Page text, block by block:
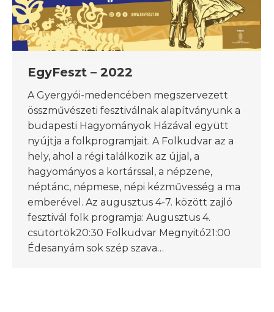
EgyFeszt – 2022
A Gyergyói-medencében megszervezett
összművészeti fesztiválnak alapítványunk a
budapesti Hagyományok Házával együtt
nyújtja a folkprogramjait. A Folkudvar az a
hely, ahol a régi találkozik az újjal, a
hagyományos a kortárssal, a népzene,
néptánc, népmese, népi kézművesség a ma
emberével. Az augusztus 4-7. között zajló
fesztivál folk programja: Augusztus 4.
csütörtök20:30 Folkudvar Megnyitó21:00
Édesanyám sok szép szava…